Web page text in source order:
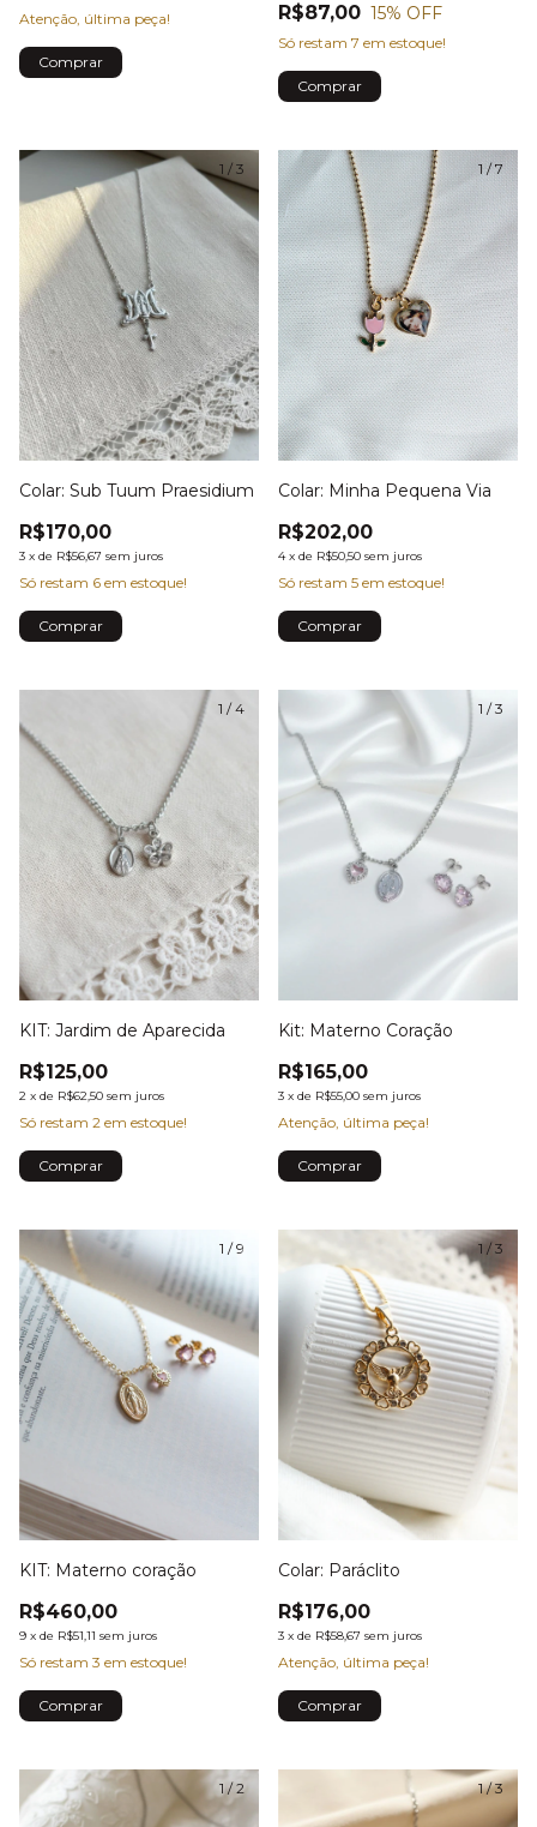
Atenção, última peça! R$87,00 15% OFF
Só restam 7 em estoque!
1 / 3
Colar: Sub Tuum Praesidium
R$170,00
3 x de R$56,67 sem juros
Só restam 6 em estoque!
1 /7
Colar: Minha Pequena Via
R$202,00
4 x de R$50,50 sem juros
Só restam 5 em estoque!
1 /4
KIT: Jardim de Aparecida
R$125,00
2 x de R$62,50 sem juros
Só restam 2 em estoque!
1 /3
Kit: Materno Coração
R$165,00
3 x de R$55,00 sem juros
Atenção, última peça!
1 /9
KIT: Materno coração
R$460,00
9 x de R$51,11 sem juros
Só restam 3 em estoque!
1 / 3
Colar: Paráclito
R$176,00
3 x de R$58,67 sem juros
Atenção, última peça!
1/2 1/3